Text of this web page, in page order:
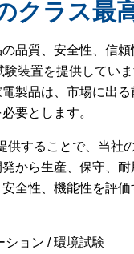
クラス最
品質、安全性、信
装置を提供してい
製品は、市場に出
要とします。
供することで、当社
から生産、保守、
全性、機能性を評
ション / 環境試験